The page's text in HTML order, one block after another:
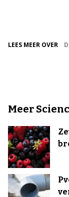
LEES MEER OVER
Meer